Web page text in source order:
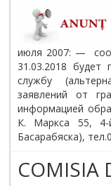
июля 2007: —
31.03.2018 будет
службу
заявлений от
информацией
К. Маркса 55, 4-
Басарабяска),
COMISIA